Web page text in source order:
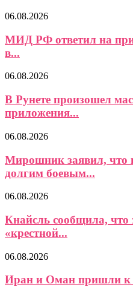
06.08.2026
МИД РФ ответил на
в...
06.08.2026
В Рунете произошел
приложения...
06.08.2026
Мирошник заявил, что
долгим боевым...
06.08.2026
Кнайсль сообщила, что
«крестной...
06.08.2026
Иран и Оман пришли к